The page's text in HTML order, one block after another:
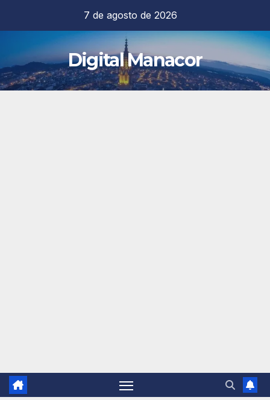
contenido
7 de agosto de 2026
Digital Manacor